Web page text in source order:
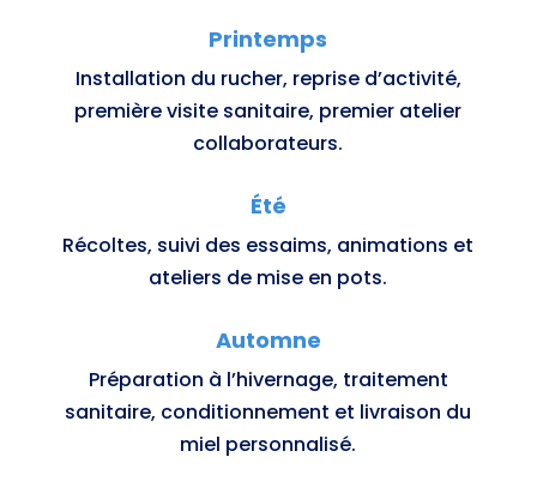
Printemps
Installation du rucher, reprise d’activité,
première visite sanitaire, premier atelier
collaborateurs.
Été
Récoltes, suivi des essaims, animations et
ateliers de mise en pots.
Automne
Préparation à l’hivernage, traitement
sanitaire, conditionnement et livraison du
miel personnalisé.